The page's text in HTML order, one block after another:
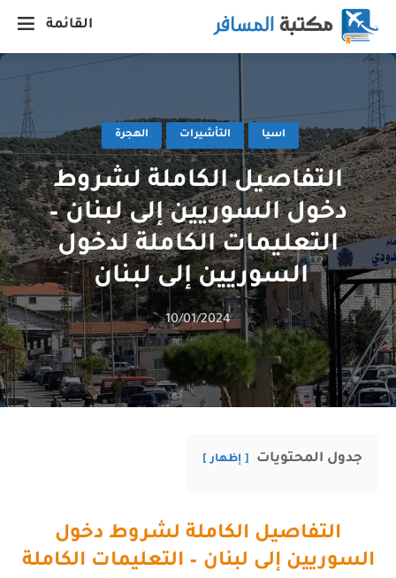
القائمة
اسيا التأشيرات الهجرة
التفاصيل الكاملة لشروط
دخول السوريين إلى لبنان –
التعليمات الكاملة لدخول
السوريين إلى لبنان
10/01/2024
جدول المحتويات إظهار
التفاصيل الكاملة لشروط دخول
السوريين إلى لبنان – التعليمات الكاملة